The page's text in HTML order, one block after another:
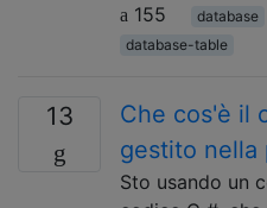
155
database
database-table
13
Che cos'è il
gestito nella
Sto usando un